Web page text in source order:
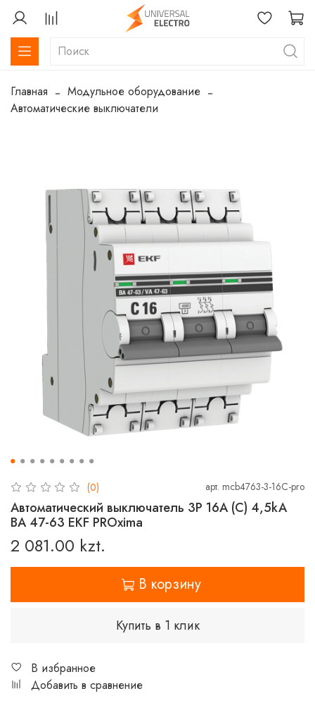
Главная
Модульное оборудование
Автоматические выключатели
(0) арт. mcb4763-3-16C-pro
Автоматический выключатель 3P 16А (C) 4,5kA
ВА 47-63 EKF PROxima
2 081.00 kzt.
В корзину
Купить в 1 клик
В избранное
Добавить в сравнение